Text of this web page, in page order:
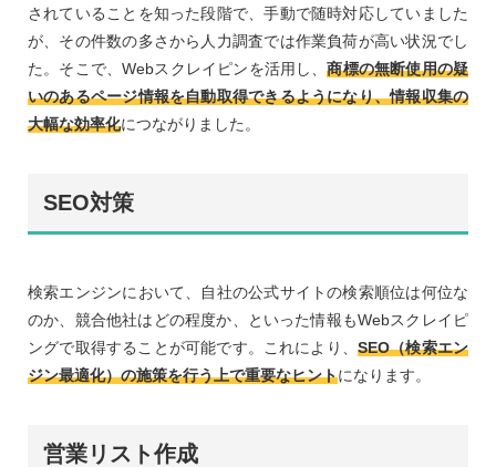
されていることを知った段階で、手動で随時対応していました
が、その件数の多さから人力調査では作業負荷が高い状況でし
た。そこで、Webスクレイピンを活用し、商標の無断使用の疑
いのあるページ情報を自動取得できるようになり、情報収集の
大幅な効率化につながりました。
SEO対策
検索エンジンにおいて、自社の公式サイトの検索順位は何位な
のか、競合他社はどの程度か、といった情報もWebスクレイピ
ングで取得することが可能です。これにより、SEO（検索エン
ジン最適化）の施策を行う上で重要なヒントになります。
営業リスト作成